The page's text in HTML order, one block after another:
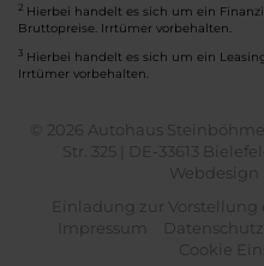
2 Hierbei handelt es sich um ein
Bruttopreise. Irrtümer vorbehalten.
3 Hierbei handelt es sich um ein
Irrtümer vorbehalten.
© 2026 Autohaus
Str. 325 | DE-33613
Webdesign
Einladung zur Vorstellung
Impressum
Datenschutz
Cookie